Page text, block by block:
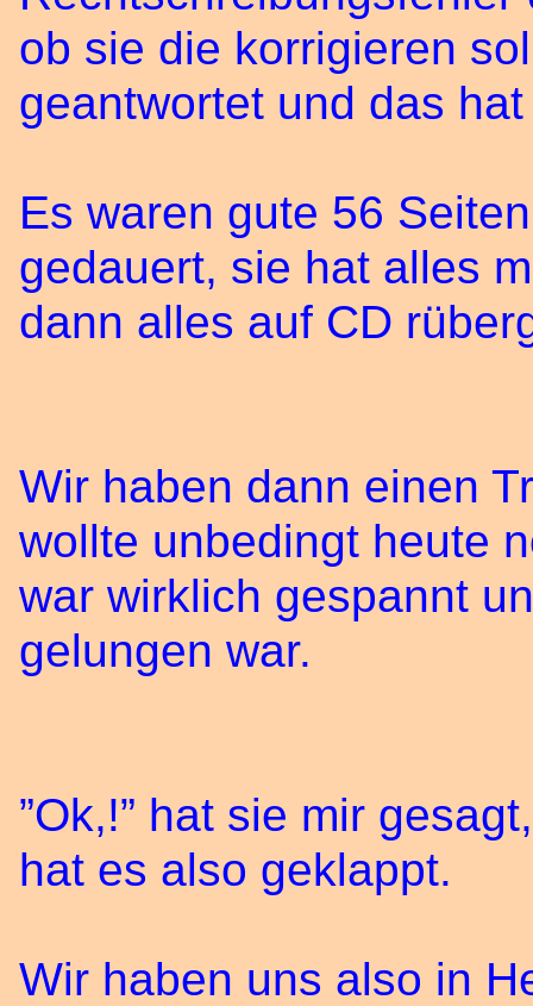
ob sie die korrigieren
geantwortet und das
Es waren gute 56
gedauert, sie hat alles
dann alles auf CD
Wir haben dann einen
wollte unbedingt heute
war wirklich gespannt
gelungen war.
”Ok,!” hat sie mir
hat es also geklappt.
Wir haben uns also in